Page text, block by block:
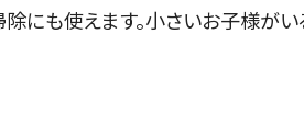
にも使えます。小さいお子様が